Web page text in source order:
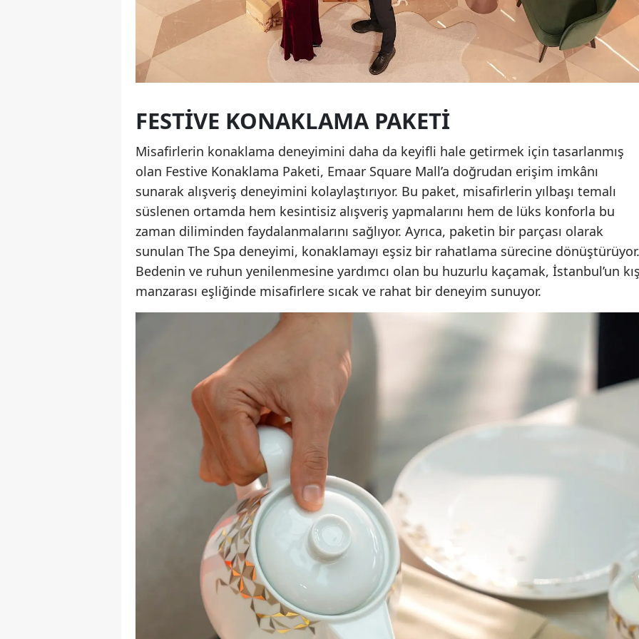
FESTIVE KONAKLAMA PAKETI
Misafirlerin konaklama deneyimini daha da keyifli hale getirmek için tasarlanmış
olan Festive Konaklama Paketi, Emaar Square Mall’a doğrudan erişim imkânı
sunarak alışveriş deneyimini kolaylaştırıyor. Bu paket, misafirlerin yılbaşı temalı
süslenen ortamda hem kesintisiz alışveriş yapmalarını hem de lüks konforla bu
zaman diliminden faydalanmalarını sağlıyor. Ayrıca, paketin bir parçası olarak
sunulan The Spa deneyimi, konaklamayı eşsiz bir rahatlama sürecine dönüştürüyor.
Bedenin ve ruhun yenilenmesine yardımcı olan bu huzurlu kaçamak, İstanbul’un
manzarası eşliğinde misafirlere sıcak ve rahat bir deneyim sunuyor.